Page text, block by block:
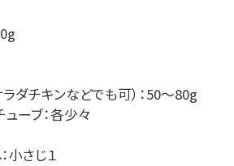
ラダチキンなどでも可）：50～80g
ューブ：各少々
小さじ１